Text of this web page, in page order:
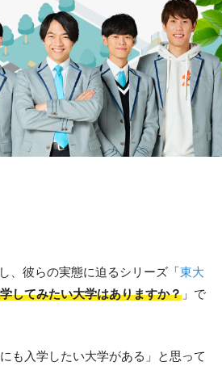
、彼らの実態に迫るシリーズ「東大
してみたい大学はありますか？ 」で
も入学したい大学がある」と思って